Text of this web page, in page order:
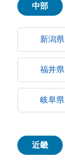
中部
新潟県
福井県
岐阜県
近畿